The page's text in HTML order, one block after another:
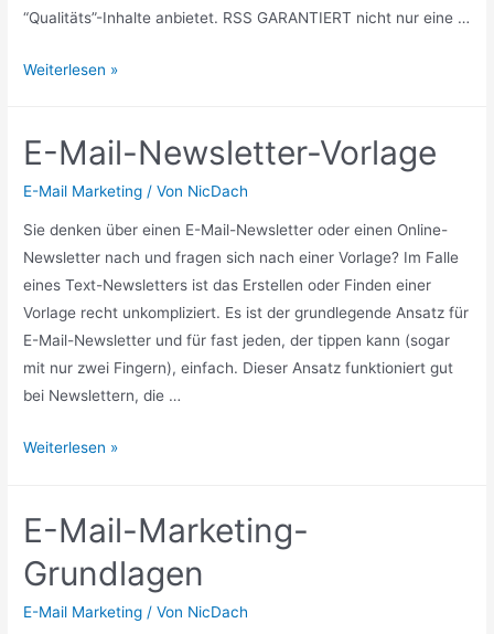
“Qualitäts”-Inhalte anbietet. RSS GARANTIERT nicht nur eine …
News
Verzeichnisse
den
Rss
Syndication
Band
Wagon
Weiterlesen »
E-Mail-Newsletter-Vorlage
E-Mail Marketing / Von NicDach
Sie denken über einen E-Mail-Newsletter oder einen Online-
Newsletter nach und fragen sich nach einer Vorlage? Im Falle
eines Text-Newsletters ist das Erstellen oder Finden einer
Vorlage recht unkompliziert. Es ist der grundlegende Ansatz für
E-Mail-Newsletter und für fast jeden, der tippen kann (sogar
mit nur zwei Fingern), einfach. Dieser Ansatz funktioniert gut
bei Newslettern, die …
E-
Vorlage
Weiterlesen »
E-Mail-Marketing-
Grundlagen
E-Mail Marketing / Von NicDach